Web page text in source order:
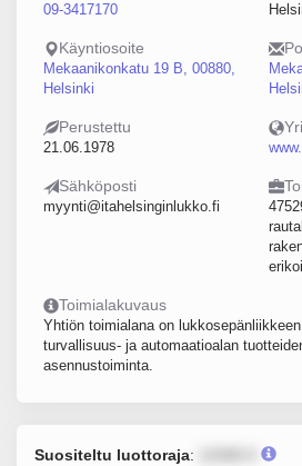
09-3417170
Käyntiosoite
Mekaanikonkatu 19 B, 00880,
Helsinki
Perustettu
21.06.1978
Sähköposti
myynti@itahelsinginlukko.fi
Toimialakuvaus
Yhtiön toimialana on
turvallisuus- ja automaatioalan
asennustoiminta.
Suositeltu luottoraja: